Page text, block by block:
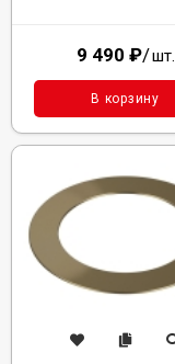
9 490 ₽/шт.
В корзину